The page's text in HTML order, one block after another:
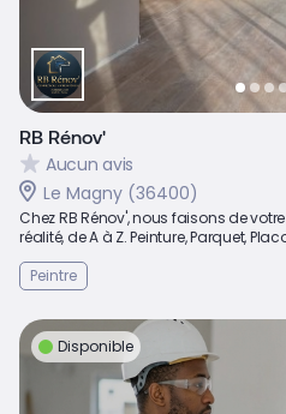
RB Rénov'
Aucun avis
Le Magny (36400)
Chez RB Rénov', nous faisons de
réalité, de A à Z. Peinture, Parquet,
Peintre
Disponible